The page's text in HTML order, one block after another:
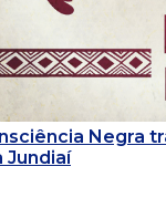
Negra
Jundiaí